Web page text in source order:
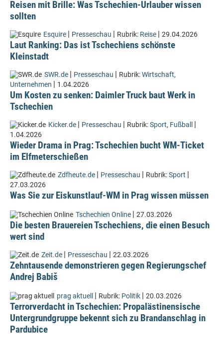
Reisen mit Brille: Was Tschechien-Urlauber wissen
sollten
Esquire | Presseschau | Rubrik: Reise | 29.04.2026
Laut Ranking: Das ist Tschechiens schönste
Kleinstadt
SWR.de | Presseschau | Rubrik:Wirtschaft,
Unternehmen | 1.04.2026
Um Kosten zu senken: Daimler Truck baut Werk in
Tschechien
Kicker.de | Presseschau | Rubrik:Sport, Fußball |
1.04.2026
Wieder Drama in Prag: Tschechien bucht WM-Ticket
im Elfmeterschießen
Zdfheute.de | Presseschau | Rubrik:Sport |
27.03.2026
Was Sie zur Eiskunstlauf-WM in Prag wissen müssen
Tschechien Online | 27.03.2026
Die besten Brauereien Tschechiens, die einen Besuch
wert sind
Zeit.de | Presseschau | 22.03.2026
Zehntausende demonstrieren gegen Regierungschef
Andrej Babiš
prag aktuell | Rubrik: Politik | 20.03.2026
Terrorverdacht in Tschechien: Propalästinensische
Untergrundgruppe bekennt sich zu Brandanschlag in
Pardubice